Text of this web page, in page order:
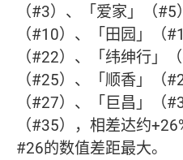
（#3）、「爱家」（#5
（#10）、「田园」（
（#22）、「纬绅行」
（#25）、「顺香」（
（#27）、「巨昌」（
（#35），相差达约
#26的数值差距最大。